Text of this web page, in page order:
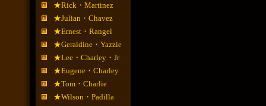
★Rick・Martinez
★Julian・Chavez
★Ernest・Rangel
★Geraldine・Yazzie
★Lee・Charley・Jr
★Eugene・Charley
★Tom・Charlie
★Wilson・Padilla